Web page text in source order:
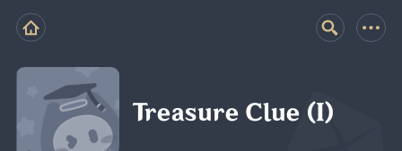
Treasure Clue (I)